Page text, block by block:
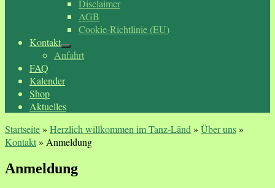
Disclaimer
AGB
Cookie-Richtlinie (EU)
Kontakt
Anfahrt
FAQ
Kalender
Shop
Aktuelles
Startseite» Herzlich willkommen im Tanz-Länd » Über uns»
Kontakt» Anmeldung
Anmeldung